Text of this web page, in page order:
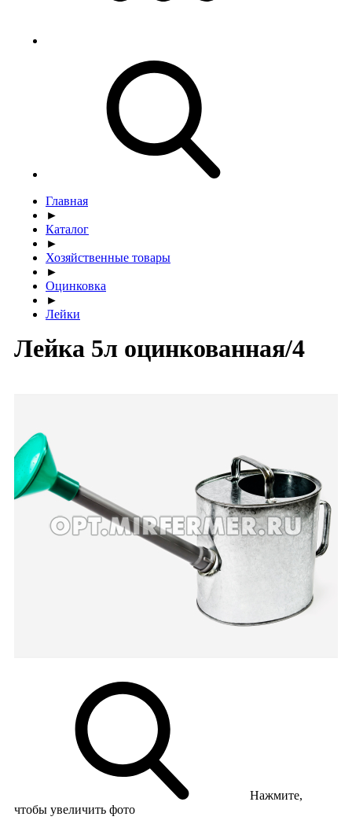
Главная
►
Каталог
►
Хозяйственные товары
►
Оцинковка
►
Лейки
Лейка 5л оцинкованная/4
Нажмите,
чтобы увеличить фото